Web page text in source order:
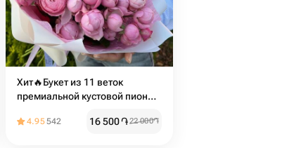
Хит🔥Букет из 11 веток
премиальной кустовой пион
4.95542 16 500֏22 000֏